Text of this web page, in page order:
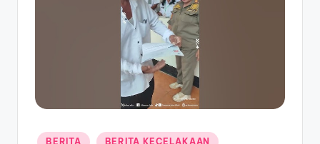
Posted
BERITA BERITA KECELAKAAN